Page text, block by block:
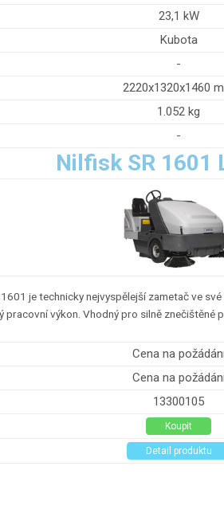
23,1 kW
Kubota
-
2220x1320x1460
1.052 kg
-
Nilfisk SR 1601
je technicky nejvyspělejší zametač ve
pracovní výkon. Vhodný pro silně znečištěné
Cena na
Cena na
13300105
Koupit
Detail produktu